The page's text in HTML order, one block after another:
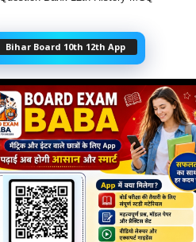
Bihar Board 10th 12th App